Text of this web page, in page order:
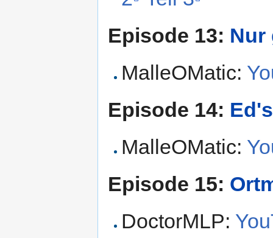
Episode 13: Nur
MalleOMatic:
Episode 14:
MalleOMatic:
Episode 15:
DoctorMLP: